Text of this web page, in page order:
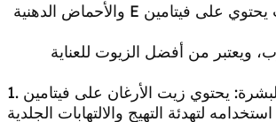
زيت الآرغان يعتبر مصدراً ممتازاً للترطيب والتغذية للبشرة والشعر، حيث يحتوي على فيتامين E والأحماض الدهنية
ويعتبر من أفضل الزيوت للعناية
1. ترطيب البشرة: يحتوي زيت الأرغان على فيتامين E وأحماض دهنية مفيدة تساعد في ترطيب البشرة ومكافحة